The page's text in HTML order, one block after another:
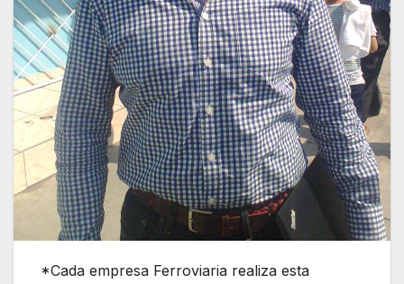
*Cada empresa Ferroviaria realiza esta